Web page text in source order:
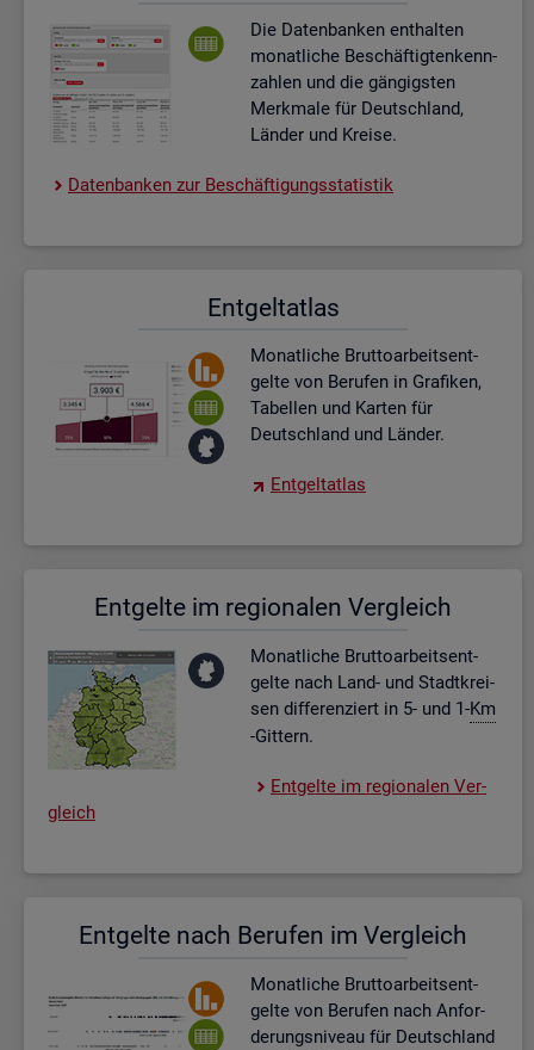
Die Da­ten­ban­ken ent­hal­ten
mo­nat­li­che Be­schäf­tig­ten­kenn­
zah­len und die gän­gigs­ten
Merk­ma­le für Deutsch­land,
Län­der und Krei­se.
Da­ten­ban­ken zur Be­schäf­ti­gungs­sta­tis­tik
Ent­gel­t­at­las
Mo­nat­li­che Brut­to­ar­beits­ent­
gel­te von Be­ru­fen in Gra­fi­ken,
Ta­bel­len und Kar­ten für
Deutsch­land und Län­der.
Ent­gel­t­at­las
Ent­gel­te im re­gio­na­len Ver­gleich
Mo­nat­li­che Brut­to­ar­beits­ent­
gel­te nach Land- und Stadt­krei­
sen dif­fe­ren­ziert in 5- und 1-Km
-Git­tern.
Ent­gel­te im re­gio­na­len Ver­
gleich
Ent­gel­te nach Be­ru­fen im Ver­gleich
Mo­nat­li­che Brut­to­ar­beits­ent­
gel­te von Be­ru­fen nach An­for­
de­rungs­ni­veau für Deutsch­land